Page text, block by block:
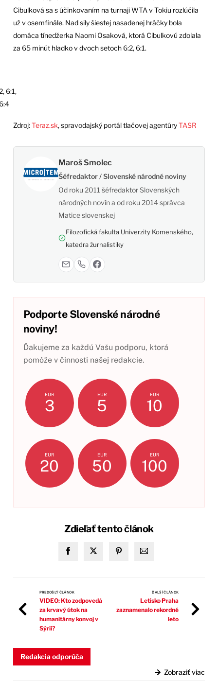
Cibulková sa s účinkovaním na turnaji WTA v Tokiu rozlúčila
už v osemfinále. Nad sily šiestej nasadenej hráčky bola
domáca tínedžerka Naomi Osaková, ktorá Cibulkovú zdolala
za 65 minút hladko v dvoch setoch 6:2, 6:1.
6:1,
Zdroj:Teraz.sk, spravodajský portál tlačovej agentúryTASR
Maroš Smolec
Šéfredaktor / Slovenské národné noviny
Od roku 2011 šéfredaktor Slovenských
národných novín a od roku 2014 správca
Matice slovenskej
Filozofická fakulta Univerzity Komenského,
katedra žurnalistiky
Podporte Slovenské národné
noviny!
Ďakujeme za každú Vašu podporu, ktorá
pomôže v činnosti našej redakcie.
EUR
3
EUR
5
EUR
10
EUR
20
EUR
50
EUR
100
Zdieľať tento článok
PREDOŠLÝ ČLÁNOK
VIDEO: Kto zodpovedá
za krvavý útok na
humanitárny konvoj v
Sýrii?
ĎALŠÍ ČLÁNOK
Letisko Praha
zaznamenalo rekordné
leto
Redakcia odporúča
Zobraziť viac